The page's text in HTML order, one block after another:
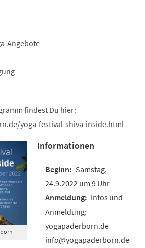
Angebote
findest Du hier:
yoga-festival-shiva-inside.html
Informationen
Samstag,
24.9.2022 um 9 Uhr
Infos und
Anmeldung:
yogapaderborn.de
info@yogapaderborn.de